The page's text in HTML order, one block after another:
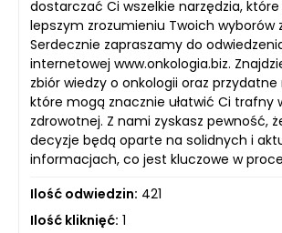
dostarczać Ci wszelkie narzędzia,
lepszym zrozumieniu Twoich wyborów
Serdecznie zapraszamy do
internetowej www.onkologia.biz.
zbiór wiedzy o onkologii oraz przydatne
które mogą znacznie ułatwić Ci trafny
zdrowotnej. Z nami zyskasz pewność,
decyzje będą oparte na solidnych i
informacjach, co jest kluczowe w
Ilość odwiedzin: 421
Ilość kliknięć: 1